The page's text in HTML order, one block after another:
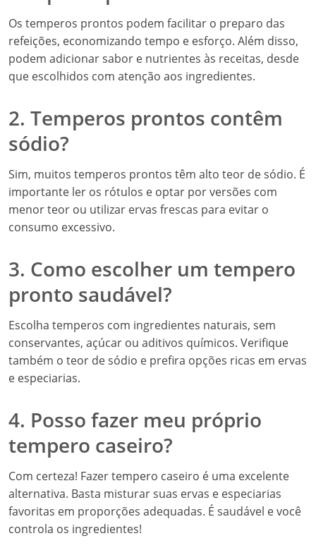
Os temperos prontos podem facilitar o preparo das
refeições, economizando tempo e esforço. Além disso,
podem adicionar sabor e nutrientes às receitas, desde
que escolhidos com atenção aos ingredientes.
2. Temperos prontos contêm
sódio?
Sim, muitos temperos prontos têm alto teor de sódio. É
importante ler os rótulos e optar por versões com
menor teor ou utilizar ervas frescas para evitar o
consumo excessivo.
3. Como escolher um tempero
pronto saudável?
Escolha temperos com ingredientes naturais, sem
conservantes, açúcar ou aditivos químicos. Verifique
também o teor de sódio e prefira opções ricas em ervas
e especiarias.
4. Posso fazer meu próprio
tempero caseiro?
Com certeza! Fazer tempero caseiro é uma excelente
alternativa. Basta misturar suas ervas e especiarias
favoritas em proporções adequadas. É saudável e você
controla os ingredientes!